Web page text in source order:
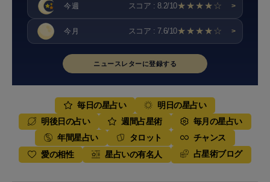
今週 スコア : 8.2/10★★★★☆ >
今月 スコア : 7.6/10★★★★☆ >
ニュースレターに登録する
毎日の星占い
明日の星占い
明後日の占い
週間占星術
毎月の星占い
年間星占い
タロット
チャンス
愛の相性
星占いの有名人 占星術ブログ